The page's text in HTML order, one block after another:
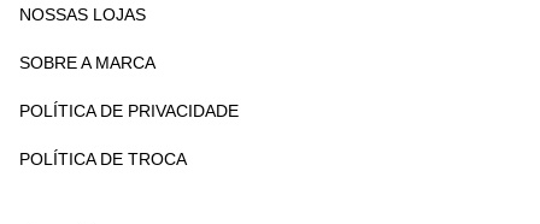
NOSSAS LOJAS
SOBRE A MARCA
POLÍTICA DE PRIVACIDADE
POLÍTICA DE TROCA